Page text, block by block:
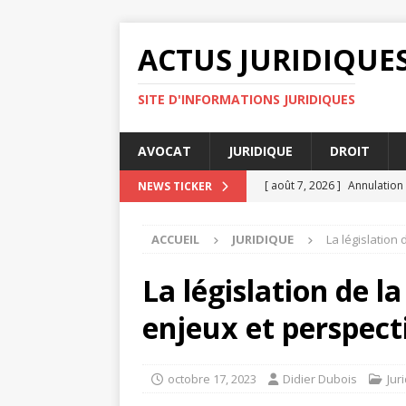
ACTUS
SITE D'INFORMATIONS JURIDIQUES
AVOCAT JURIDIQUE DROIT
NEWS TICKER [ août 7, 2026 ]
ENTREPRISE
[ août 7, 2026 ]
Audience
[ août 8, 2026 ] Litiges
ACCUEIL JURIDIQUE La législation
La législation de
enjeux et
octobre 17, 2023 Didier Dubois